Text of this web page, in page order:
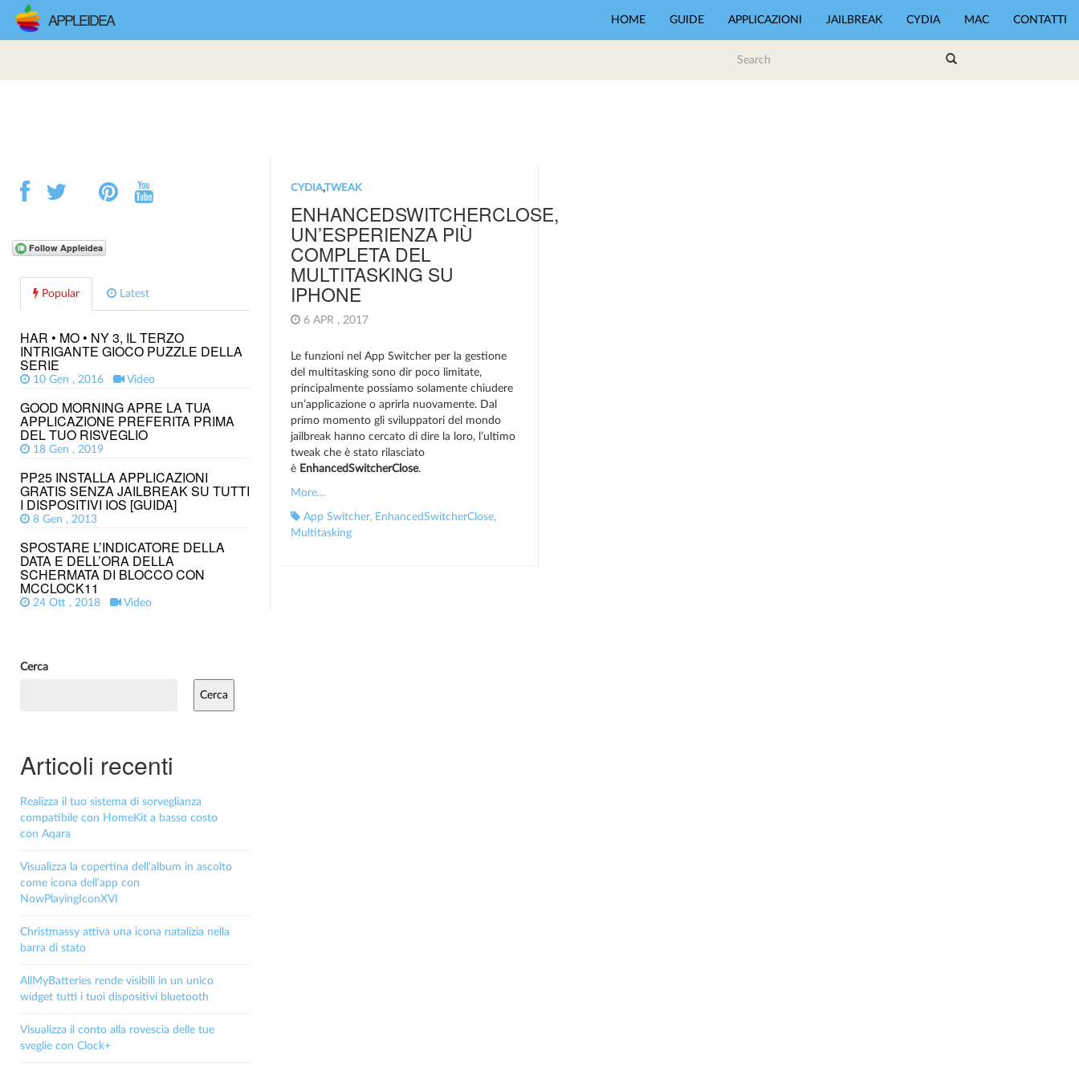
APPLEIDEA HOME GUIDE APPLICAZIONI JAILBREAK CYDIA MAC CONTATTI
CYDIA,TWEAK
ENHANCEDSWITCHERCLOSE,
UN’ESPERIENZA PIÙ
COMPLETA DEL
MULTITASKING SU
IPHONE
6 APR , 2017
Le funzioni nel App Switcher per la gestione
del multitasking sono dir poco limitate,
principalmente possiamo solamente chiudere
un’applicazione o aprirla nuovamente. Dal
primo momento gli sviluppatori del mondo
jailbreak hanno cercato di dire la loro, l’ultimo
tweak che è stato rilasciato
è EnhancedSwitcherClose.
More…
App Switcher, EnhancedSwitcherClose,
Multitasking
Popular Latest
HAR • MO • NY 3, IL TERZO
INTRIGANTE GIOCO PUZZLE DELLA
SERIE
10 Gen , 2016 Video
GOOD MORNING APRE LA TUA
APPLICAZIONE PREFERITA PRIMA
DEL TUO RISVEGLIO
18 Gen , 2019
PP25 INSTALLA APPLICAZIONI
GRATIS SENZA JAILBREAK SU TUTTI
I DISPOSITIVI IOS [GUIDA]
8 Gen , 2013
SPOSTARE L’INDICATORE DELLA
DATA E DELL’ORA DELLA
SCHERMATA DI BLOCCO CON
MCCLOCK11
24 Ott , 2018 Video
Cerca
Cerca
Articoli recenti
Realizza il tuo sistema di sorveglianza
compatibile con HomeKit a basso costo
con Aqara
Visualizza la copertina dell’album in ascolto
come icona dell’app con
NowPlayingIconXVI
Christmassy attiva una icona natalizia nella
barra di stato
AllMyBatteries rende visibili in un unico
widget tutti i tuoi dispositivi bluetooth
Visualizza il conto alla rovescia delle tue
sveglie con Clock+